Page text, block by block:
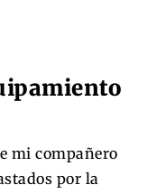
mi compañero
por la